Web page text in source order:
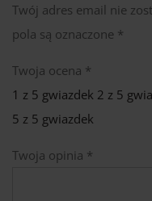
Twój adres email nie
pola są oznaczone *
Twoja ocena *
1 z 5 gwiazdek 2 z 5
5 z 5 gwiazdek
Twoja opinia *